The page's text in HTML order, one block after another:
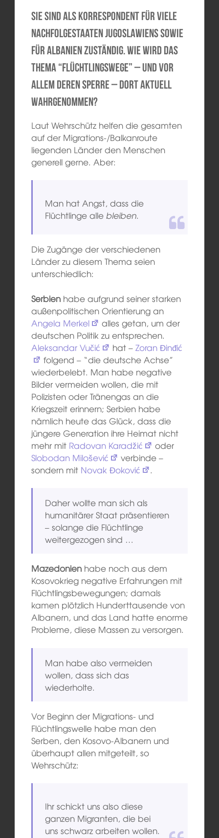
Sie sind als Korrespondent für viele
Nachfolgestaaten Jugoslawiens sowie
für Albanien zuständig. Wie wird das
Thema “Flüchtlingswege” – und vor
allem deren Sperre – dort aktuell
wahrgenommen?
Laut Wehrschütz helfen die gesamten
auf der Migrations-/Balkanroute
liegenden Länder den Menschen
generell gerne. Aber:
Man hat Angst, dass die
Flüchtlinge allebleiben.
Die Zugänge der verschiedenen
Länder zu diesem Thema seien
unterschiedlich:
Serbienhabe aufgrund seiner starken
außenpolitischen Orientierung an
Angela Merkel
alles getan, um der
deutschen Politik zu entsprechen.
Aleksandar Vučić
hat – Zoran Đinđić
folgend – “die deutsche Achse”
wiederbelebt. Man habe negative
Bilder vermeiden wollen, die mit
Polizisten oder Tränengas an die
Kriegszeit erinnern; Serbien habe
nämlich heute das Glück, dass die
jüngere Generation ihre Heimat nicht
mehr mit Radovan Karadžić
oder
Slobodan Milošević
verbinde –
sondern mit Novak Đoković .
Daher wollte man sich als
humanitärer Staat präsentieren
– solange die Flüchtlinge
weitergezogen sind …
Mazedonienhabe noch aus dem
Kosovokrieg negative Erfahrungen mit
Flüchtlingsbewegungen; damals
kamen plötzlich Hunderttausende von
Albanern, und das Land hatte enorme
Probleme, diese Massen zu versorgen.
Man habe also vermeiden
wollen, dass sich das
wiederholte.
Vor Beginn der Migrations- und
Flüchtlingswelle habe man den
Serben, den Kosovo-Albanern und
überhaupt allen mitgeteilt, so
Wehrschütz:
Ihr schickt uns also diese
ganzen Migranten, die bei
uns schwarz arbeiten wollen.